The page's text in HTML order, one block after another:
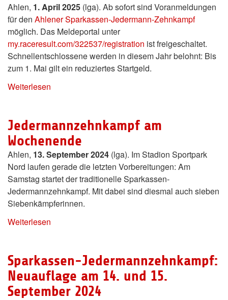
Ahlen, 1. April 2025 (lga). Ab sofort sind Voranmeldungen
für den Ahlener Sparkassen-Jedermann-Zehnkampf
möglich. Das Meldeportal unter
my.raceresult.com/322537/registration ist freigeschaltet.
Schnellentschlossene werden in diesem Jahr belohnt: Bis
zum 1. Mai gilt ein reduziertes Startgeld.
Weiterlesen
Jedermannzehnkampf am
Wochenende
Ahlen, 13. September 2024 (lga). Im Stadion Sportpark
Nord laufen gerade die letzten Vorbereitungen: Am
Samstag startet der traditionelle Sparkassen-
Jedermannzehnkampf. Mit dabei sind diesmal auch sieben
Siebenkämpferinnen.
Weiterlesen
Sparkassen-Jedermannzehnkampf:
Neuauflage am 14. und 15.
September 2024